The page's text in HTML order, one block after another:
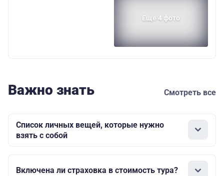
Еще 4 фото
Важно знать Смотреть все
Список личных вещей, которые нужно
взять с собой
Включена ли страховка в стоимость тура?